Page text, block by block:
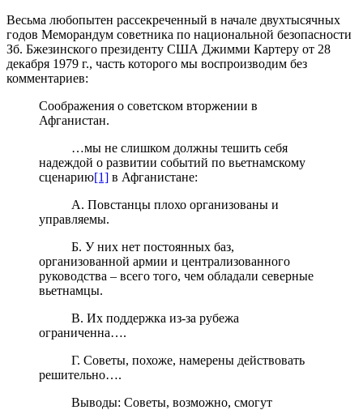
Весьма любопытен рассекреченный в начале двухтысячных
годов Меморандум советника по национальной безопасности
Зб. Бжезинского президенту США Джимми Картеру от 28
декабря 1979 г., часть которого мы воспроизводим без
комментариев:
Соображения о советском вторжении в
Афганистан.
…мы не слишком должны тешить себя
надеждой о развитии событий по вьетнамскому
сценарию[1] в Афганистане:
А. Повстанцы плохо организованы и
управляемы.
Б. У них нет постоянных баз,
организованной армии и централизованного
руководства – всего того, чем обладали северные
вьетнамцы.
В. Их поддержка из-за рубежа
ограниченна….
Г. Советы, похоже, намерены действовать
решительно….
Выводы: Советы, возможно, смогут